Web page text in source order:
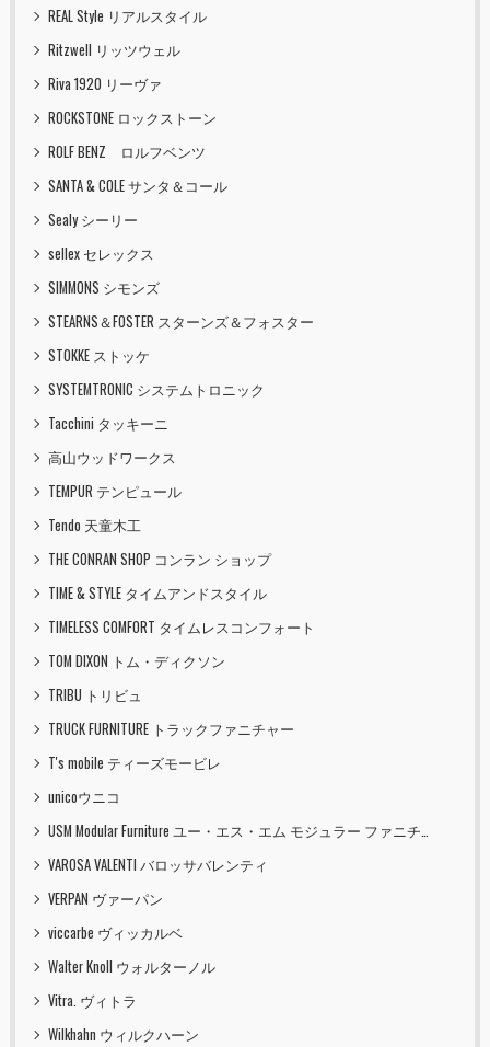
REAL Style リアルスタイル
Ritzwell リッツウェル
Riva 1920 リーヴァ
ROCKSTONE ロックストーン
ROLF BENZ ロルフベンツ
SANTA & COLE サンタ＆コール
Sealy シーリー
sellex セレックス
SIMMONS シモンズ
STEARNS＆FOSTER スターンズ＆フォスター
STOKKE ストッケ
SYSTEMTRONIC システムトロニック
Tacchini タッキーニ
高山ウッドワークス
TEMPUR テンピュール
Tendo 天童木工
THE CONRAN SHOP コンラン ショップ
TIME & STYLE タイムアンドスタイル
TIMELESS COMFORT タイムレスコンフォート
TOM DIXON トム・ディクソン
TRIBU トリビュ
TRUCK FURNITURE トラックファニチャー
T's mobile ティーズモービレ
unicoウニコ
USM Modular Furniture ユー・エス・エム モジュラー ファニチャー
VAROSA VALENTI バロッサバレンティ
VERPAN ヴァーパン
viccarbe ヴィッカルベ
Walter Knoll ウォルターノル
Vitra. ヴィトラ
Wilkhahn ウィルクハーン